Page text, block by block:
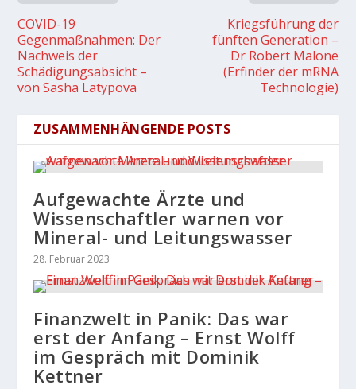
COVID-19
Gegenmaßnahmen: Der
Nachweis der
Schädigungsabsicht –
von Sasha Latypova
Kriegsführung der
fünften Generation –
Dr Robert Malone
(Erfinder der mRNA
Technologie)
ZUSAMMENHÄNGENDE POSTS
Aufgewachte Ärzte und
Wissenschaftler warnen vor
Mineral- und Leitungswasser
28. Februar 2023
Finanzwelt in Panik: Das war
erst der Anfang – Ernst Wolff
im Gespräch mit Dominik
Kettner